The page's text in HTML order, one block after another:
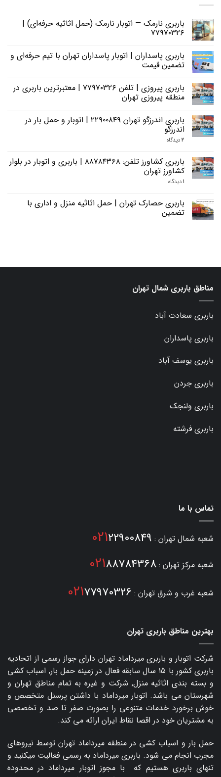
باربری نارمک — اتوبار نارمک (حمل اثاثیه حرفه‌ای) |
۷۷۹۷۰۳۲۶
باربری پاسداران | اتوبار پاسداران تهران با تیم حرفه‌ای و
تضمین قیمت
باربری پیروزی | تلفن ۷۷۹۷۰۳۲۶ | معتبرترین باربری در
منطقه پیروزی تهران
باربری اندرزگو تهران ۲۲۹۰۰۸۴۹ | اتوبار و حمل بار در
اندرزگو
۲دیدگاه
باربری کشاورز تلفن: ۸۸۷۸۴۳۶۸ | باربری و اتوبار در بلوار
کشاورز تهران
۱دیدگاه
باربری حصارک تهران | حمل اثاثیه منزل و اداری با
تضمین
مناطق باربری شمال تهران
باربری سعادت آباد
باربری پاسداران
باربری یوسف آباد
باربری جردن
باربری ولنجک
باربری فرشته
تماس با ما
شعبه شمال تهران : 02122900849
شعبه مرکز تهران : 02188784368
شعبه غرب و شرق تهران : 02177970326
بهترین مناطق باربری تهران
شرکت اتوبار و باربری میرداماد تهران دارای جواز رسمی از اتحادیه
باربری کشور با ۱۵ سال سابقه فعال در زمینه حمل بار, اسباب کشی
و بسته بندی اثاثیه منزل, شرکت و غیره به تمام مناطق تهران و
شهرستان می باشد. اتوبار میرداماد با داشتن پرسنل متخصص و
خوش برخورد خدمات متنوعی را بصورت صفر تا صد و تخصصی
به مشتریان خود در اقصا نقاط ایران ارائه می کند.
حمل بار و اسباب کشی در منطقه میرداماد تهران توسط نیروهای
مجرب انجام می شود. باربری میرداماد به رسمی فعالیت میکنید و
تنهای باربری هستیم که با مجوز اتوبار میرداماد در محدوده